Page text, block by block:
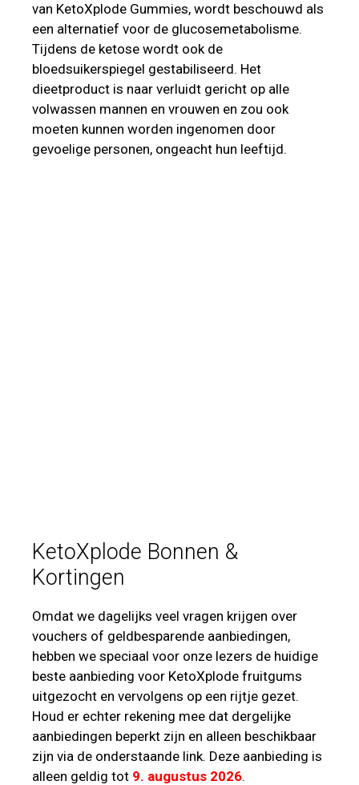
van KetoXplode Gummies, wordt beschouwd als
een alternatief voor de glucosemetabolisme.
Tijdens de ketose wordt ook de
bloedsuikerspiegel gestabiliseerd. Het
dieetproduct is naar verluidt gericht op alle
volwassen mannen en vrouwen en zou ook
moeten kunnen worden ingenomen door
gevoelige personen, ongeacht hun leeftijd.
KetoXplode Bonnen &
Kortingen
Omdat we dagelijks veel vragen krijgen over
vouchers of geldbesparende aanbiedingen,
hebben we speciaal voor onze lezers de huidige
beste aanbieding voor KetoXplode fruitgums
uitgezocht en vervolgens op een rijtje gezet.
Houd er echter rekening mee dat dergelijke
aanbiedingen beperkt zijn en alleen beschikbaar
zijn via de onderstaande link. Deze aanbieding is
alleen geldig tot 9. augustus 2026.